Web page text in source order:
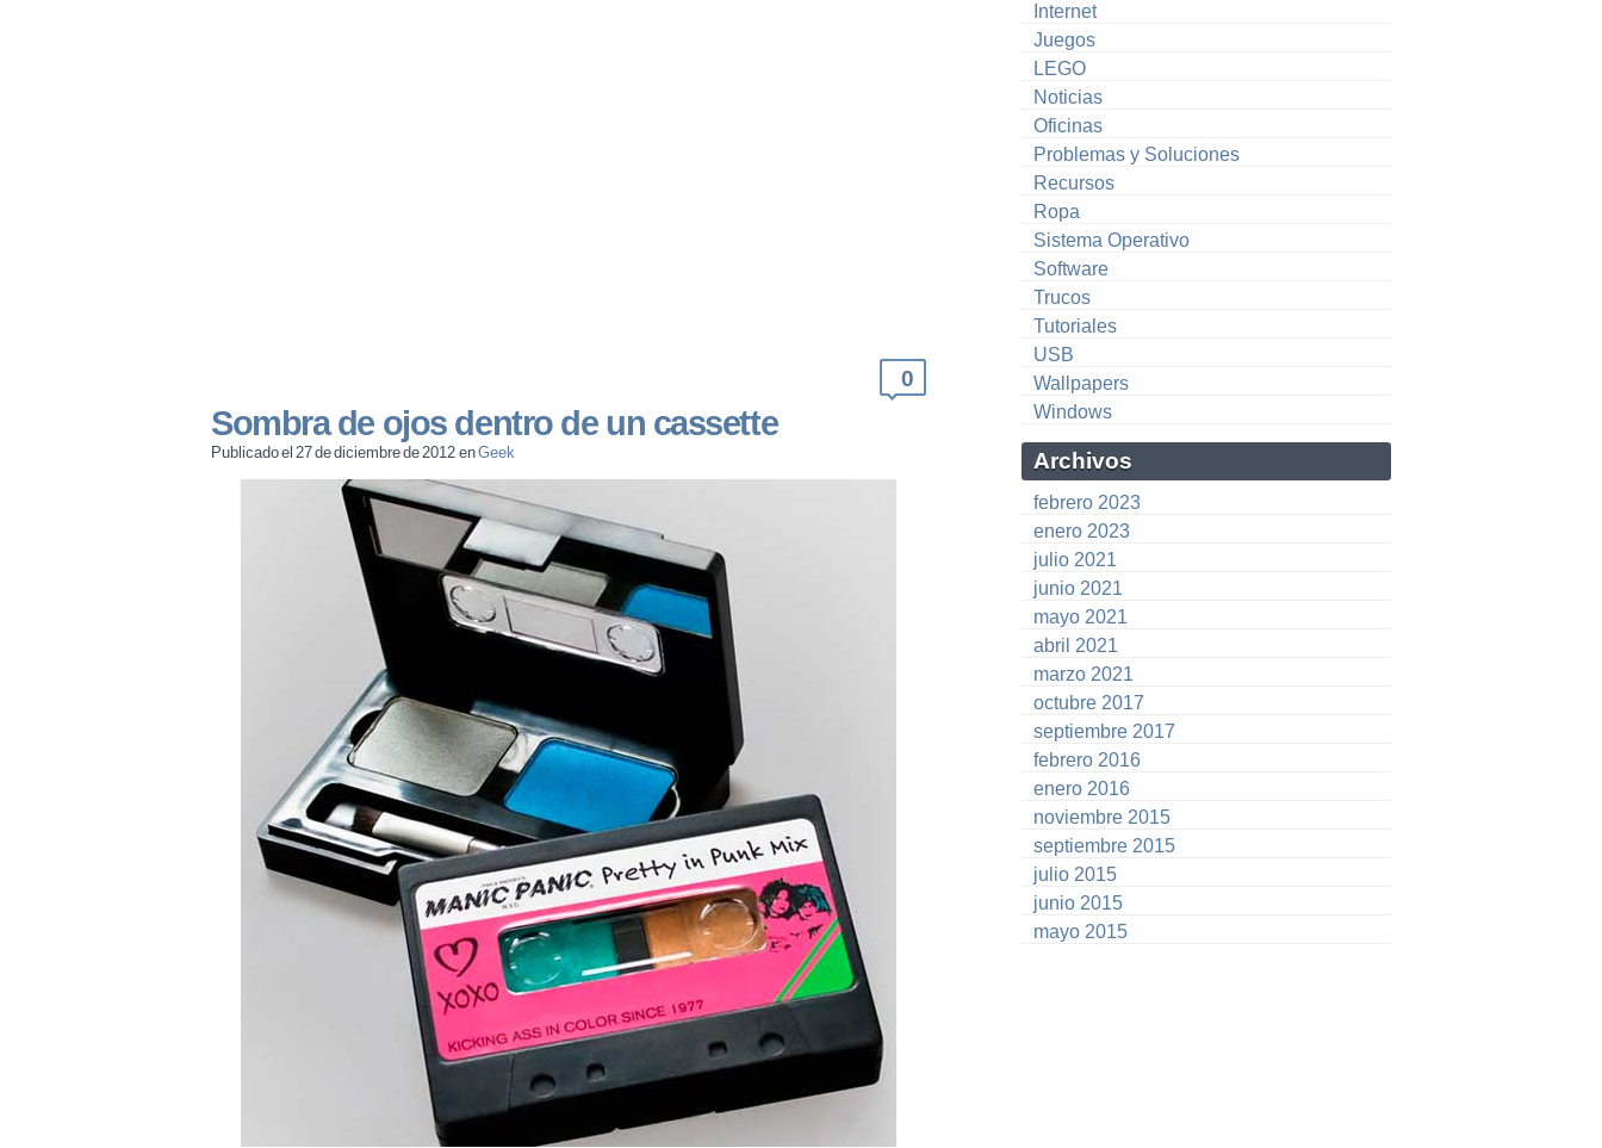
0
Sombra de ojos dentro de un cassette
Publicado el 27 de diciembre de 2012 enGeek
Internet
Juegos
LEGO
Noticias
Oficinas
Problemas y Soluciones
Recursos
Ropa
Sistema Operativo
Software
Trucos
Tutoriales
USB
Wallpapers
Windows
Archivos
febrero 2023
enero 2023
julio 2021
junio 2021
mayo 2021
abril 2021
marzo 2021
octubre 2017
septiembre 2017
febrero 2016
enero 2016
noviembre 2015
septiembre 2015
julio 2015
junio 2015
mayo 2015